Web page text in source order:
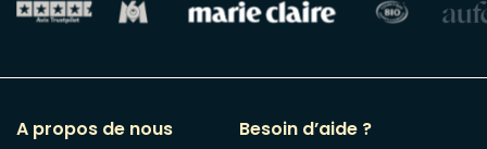
A propos de nous Besoin d’aide ?